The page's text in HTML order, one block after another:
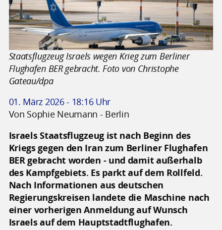
Staatsflugzeug Israels wegen Krieg zum Berliner
Flughafen BER gebracht. Foto von Christophe
Gateau/dpa
01. März 2026 - 18:16 Uhr
Von Sophie Neumann - Berlin
Israels Staatsflugzeug ist nach Beginn des
Kriegs gegen den Iran zum Berliner Flughafen
BER gebracht worden - und damit außerhalb
des Kampfgebiets. Es parkt auf dem Rollfeld.
Nach Informationen aus deutschen
Regierungskreisen landete die Maschine nach
einer vorherigen Anmeldung auf Wunsch
Israels auf dem Hauptstadtflughafen.